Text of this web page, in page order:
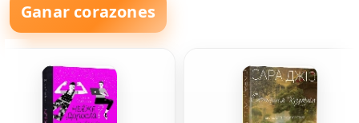
Ganar corazones